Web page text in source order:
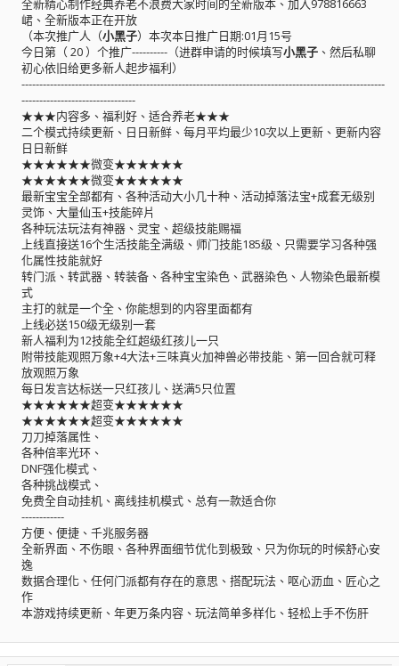
全新精心制作经典养老不浪费大家时间的全新版本、加入978816663
峮、全新版本正在开放
（本次推广人（小黑子）本次本日推广日期:01月15号
今日第（ 20 ）个推广----------（进群申请的时候填写小黑子 、然后私聊
初心依旧给更多新人起步福利）
------------------------------------------------------------------------------------------------------
--------------------------------
★★★内容多、福利好、适合养老★★★
二个模式持续更新、日日新鲜、每月平均最少10次以上更新、更新内容
日日新鲜
★★★★★★微变★★★★★★
★★★★★★微变★★★★★★
最新宝宝全部都有、各种活动大小几十种、活动掉落法宝+成套无级别
灵饰、大量仙玉+技能碎片
各种玩法玩法有神器、灵宝、超级技能赐福
上线直接送16个生活技能全满级、师门技能185级、只需要学习各种强
化属性技能就好
转门派、转武器、转装备、各种宝宝染色、武器染色、人物染色最新模
式
主打的就是一个全、你能想到的内容里面都有
上线必送150级无级别一套
新人福利为12技能全红超级红孩儿一只
附带技能观照万象+4大法+三味真火加神兽必带技能、第一回合就可释
放观照万象
每日发言达标送一只红孩儿、送满5只位置
★★★★★★超变★★★★★★
★★★★★★超变★★★★★★
刀刀掉落属性、
各种倍率光环、
DNF强化模式、
各种挑战模式、
免费全自动挂机、离线挂机模式、总有一款适合你
------------
方便、便捷、千兆服务器
全新界面、不伤眼、各种界面细节优化到极致、只为你玩的时候舒心安
逸
数据合理化、任何门派都有存在的意思、搭配玩法、呕心沥血、匠心之
作
本游戏持续更新、年更万条内容、玩法简单多样化、轻松上手不伤肝